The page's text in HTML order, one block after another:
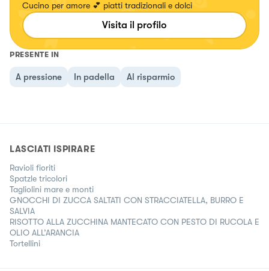
Cucino per amore 💕 piatti tradizionali e dolci
Visita il profilo
PRESENTE IN
A pressione In padella Al risparmio
LASCIATI ISPIRARE
Ravioli fioriti
Spatzle tricolori
Tagliolini mare e monti
GNOCCHI DI ZUCCA SALTATI CON STRACCIATELLA, BURRO E
SALVIA
RISOTTO ALLA ZUCCHINA MANTECATO CON PESTO DI RUCOLA E
OLIO ALL’ARANCIA
Tortellini